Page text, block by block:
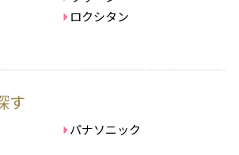
ロクシタン
す
パナソニック